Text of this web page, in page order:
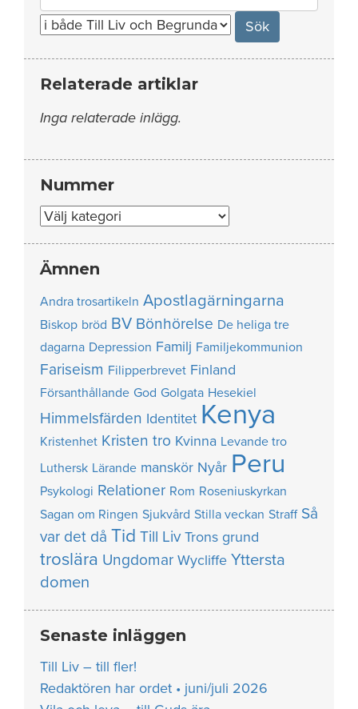
for:
Relaterade artiklar
Inga relaterade inlägg.
Nummer
Nummer
Ämnen
Andra trosartikeln Apostlagärningarna
Biskop bröd BV Bönhörelse De heliga tre
dagarna Depression Familj Familjekommunion
Fariseism Filipperbrevet Finland
Försanthållande God Golgata Hesekiel
Himmelsfärden Identitet Kenya
Kristenhet Kristen tro Kvinna Levande tro
Luthersk Lärande manskör Nyår Peru
Psykologi Relationer Rom Roseniuskyrkan
Sagan om Ringen Sjukvård Stilla veckan Straff Så
var det då Tid Till Liv Trons grund
troslära Ungdomar Wycliffe Yttersta
domen
Senaste inläggen
Till Liv – till fler!
Redaktören har ordet • juni/juli 2026